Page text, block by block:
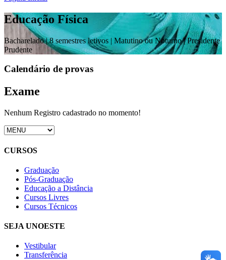
Educação Física
Bacharelado |8 semestres letivos | Matutino ou Noturno| Presidente
Prudente
Calendário de provas
Exame
Nenhum Registro cadastrado no momento!
CURSOS
Graduação
Pós-Graduação
Educação a Distância
Cursos Livres
Cursos Técnicos
SEJA UNOESTE
Vestibular
Transferência